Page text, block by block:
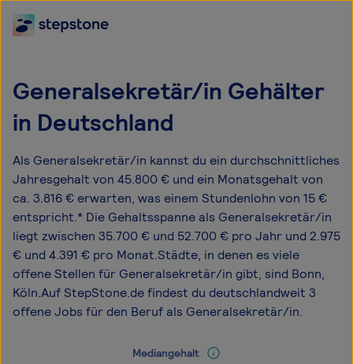
Generalsekretär/in Gehälter
in Deutschland
Als Generalsekretär/in kannst du ein durchschnittliches
Jahresgehalt von 45.800 € und ein Monatsgehalt von
ca. 3.816 € erwarten, was einem Stundenlohn von 15 €
entspricht.* Die Gehaltsspanne als Generalsekretär/in
liegt zwischen 35.700 € und 52.700 € pro Jahr und 2.975
€ und 4.391 € pro Monat.Städte, in denen es viele
offene Stellen für Generalsekretär/in gibt, sind Bonn,
Köln.Auf StepStone.de findest du deutschlandweit 3
offene Jobs für den Beruf als Generalsekretär/in.
Mediangehalt